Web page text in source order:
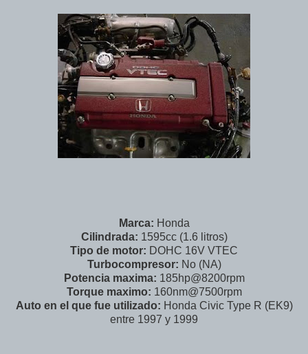
Marca: Honda
Cilindrada: 1595cc (1.6 litros)
Tipo de motor: DOHC 16V VTEC
Turbocompresor: No (NA)
Potencia maxima: 185hp@8200rpm
Torque maximo: 160nm@7500rpm
Auto en el que fue utilizado: Honda Civic Type R (EK9)
entre 1997 y 1999